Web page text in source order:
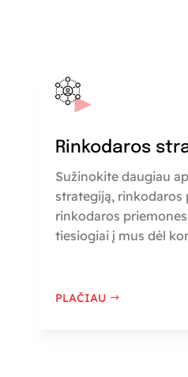
Rinkodaros
Sužinokite daugiau
strategiją, rinkodaros
rinkodaros
tiesiogiai į mus dėl
PLAČIAU